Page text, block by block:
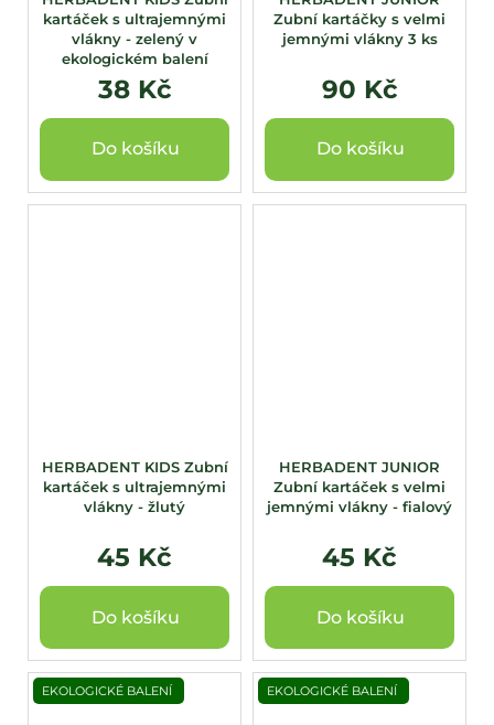
kartáček s ultrajemnými
vlákny - zelený v
ekologickém balení
38 Kč
Do košíku
Zubní kartáčky s velmi
jemnými vlákny 3 ks
90 Kč
Do košíku
HERBADENT KIDS Zubní
kartáček s ultrajemnými
vlákny - žlutý
45 Kč
Do košíku
HERBADENT JUNIOR
Zubní kartáček s velmi
jemnými vlákny - fialový
45 Kč
Do košíku
EKOLOGICKÉ BALENÍ EKOLOGICKÉ BALENÍ